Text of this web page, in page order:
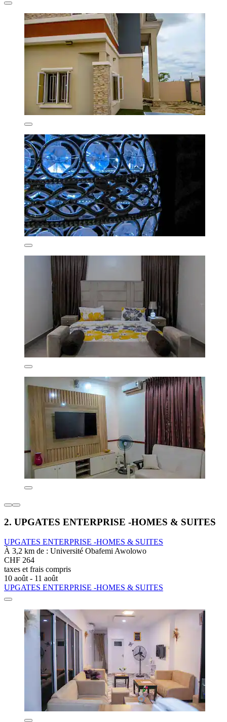
2. UPGATES ENTERPRISE -HOMES & SUITES
UPGATES ENTERPRISE -HOMES & SUITES
À 3,2 km de : Université Obafemi Awolowo
CHF 264
taxes et frais compris
10 août - 11 août
UPGATES ENTERPRISE -HOMES & SUITES